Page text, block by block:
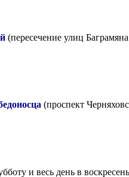
(пересечение улиц
(проспект
и весь день в